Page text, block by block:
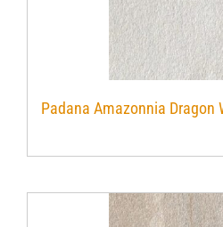
Aanbiedingen
Onderhoudsmiddelen
Verwerkingsmaterialen
Over ons
Padana Amazonnia Dragon